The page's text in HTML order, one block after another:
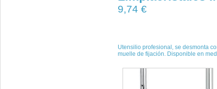
Utensilio profesional, se desmonta
muelle de fijación. Disponible en
9,74 €